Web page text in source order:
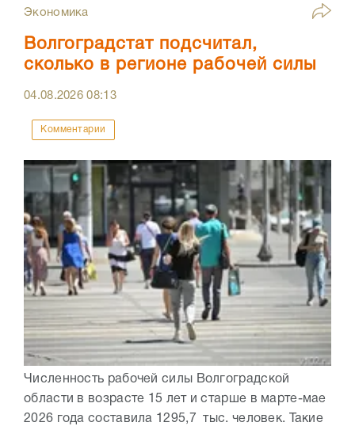
Экономика
Волгоградстат подсчитал,
сколько в регионе рабочей силы
04.08.202608:13
Комментарии
Численность рабочей силы Волгоградской
области в возрасте 15 лет и старше в марте-мае
2026 года составила 1295,7 тыс. человек. Такие